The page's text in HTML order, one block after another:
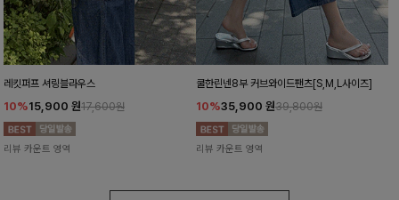
레킷퍼프 셔링블라우스
10%15,900 원17,600원
리뷰 카운트 영역
쿨한린넨8부 커브와이드팬츠[S,M,L사이즈]
10%35,900 원39,800원
리뷰 카운트 영역